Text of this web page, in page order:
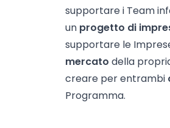
supportare i Team
un progetto di
supportare le
mercato della
creare per entrambi
Programma.